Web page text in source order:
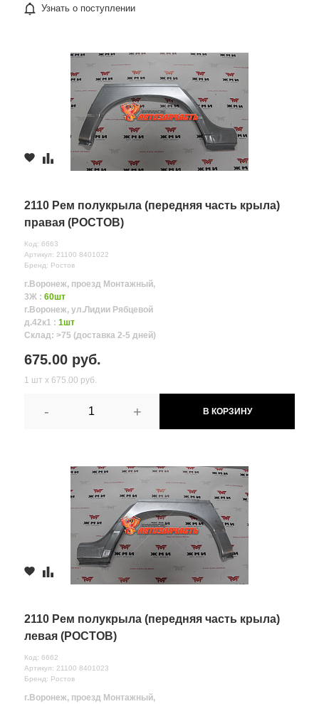
Узнать о поступлении
2110 Рем полукрыла (передняя часть крыла)
правая (РОСТОВ)
Код: 6663
Артикул: 21100 8401022
Бренд: Ростов
г.Воронеж, проезд Монтажный,
3Ж : 60шт
г.Воронеж, ул.Лидии Рябцевой
д.42к1 : 1шт
Склад: >75 (доставка 2-5 дней)
675.00 руб.
1 шт х 675.00 руб.
- + В КОРЗИНУ
2110 Рем полукрыла (передняя часть крыла)
левая (РОСТОВ)
Код: 6662
Артикул: 21100 8401023
Бренд: Ростов
г.Воронеж, проезд Монтажный,